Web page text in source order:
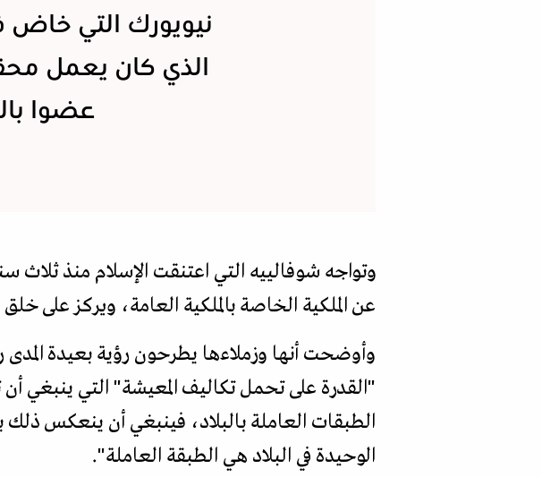
نيويورك التي خاض
الذي كان يعمل
عضوا
وتواجه شوفالييه التي اعتنقت الإسلام منذ
عن الملكية الخاصة بالملكية العامة، ويركز على
وأوضحت أنها وزملاءها يطرحون رؤية بعيدة
"القدرة على تحمل تكاليف المعيشة" التي ينبغي
الطبقات العاملة بالبلاد، فينبغي أن ينعكس ذلك
الوحيدة في البلاد هي الطبقة العاملة".